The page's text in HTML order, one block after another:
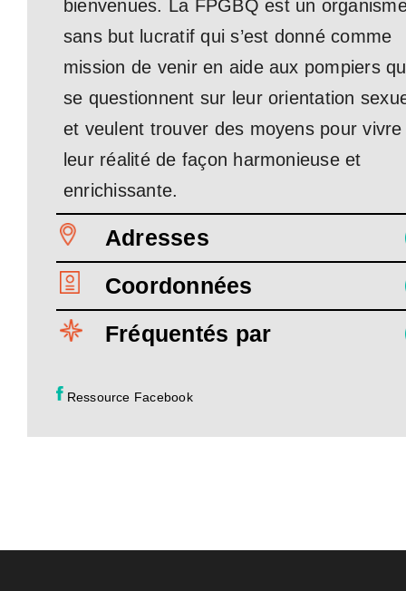
bienvenues. La FPGBQ est un
sans but lucratif qui s’est donné comme
mission de venir en aide aux pompiers
se questionnent sur leur orientation
et veulent trouver des moyens pour vivre
leur réalité de façon harmonieuse et
enrichissante.
Adresses
Coordonnées
Fréquentés par
Ressource Facebook